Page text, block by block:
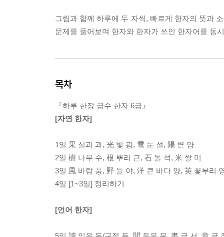
그림과 함께 하루에 두 자씩, 빠르게 한자의 뜻과
문제를 풀어보며 한자와 한자가 쓰인 한자어를 동
목차
『하루 한장 급수 한자 6급』
[자연 한자]
1일 果 실과 과, 光 빛 광, 雪 눈 설, 陽 볕 양
2일 樹 나무 수, 根 뿌리 근, 石 돌 석, 米 쌀 미
3일 風 바람 풍, 野 들 야, 洋 큰 바다 양, 英 꽃부리
4일 [1~3일] 정리하기
[언어 한자]